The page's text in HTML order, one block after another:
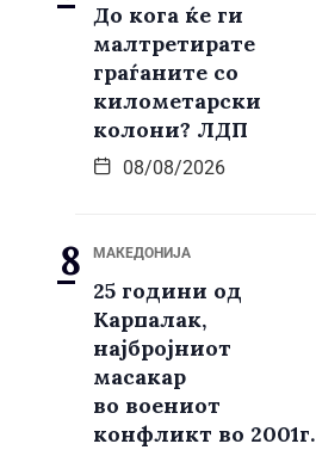
До кога ќе ги
малтретирате
граѓаните со
километарски
колони? ЛДП
08/08/2026
МАКЕДОНИЈА
25 години од
Карпалак,
најбројниот
масакар
во воениот
конфликт во 2001г.